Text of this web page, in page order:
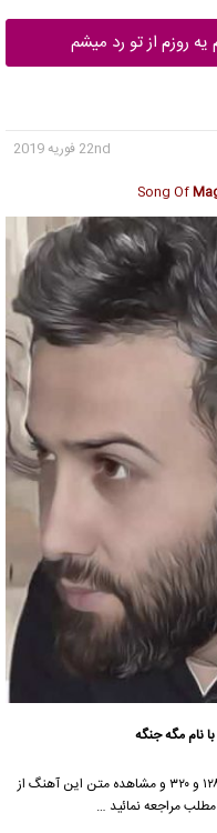
یه روزم از تو رد میشم
22nd فوریه 2019
Song Of
نام مگه جنگه
جهت دانلود آهنگ مگه جنگه از امیر علی با کیفیت ۱۲۸ و ۳۲۰ و مشاهده متن این آهنگ از
مراجعه نمائید …